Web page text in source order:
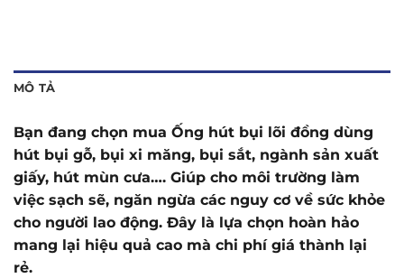
MÔ TẢ
Bạn đang chọn mua Ống hút bụi lõi đồng dùng
hút bụi gỗ, bụi xi măng, bụi sắt, ngành sản xuất
giấy, hút mùn cưa…. Giúp cho môi trường làm
việc sạch sẽ, ngăn ngừa các nguy cơ về sức khỏe
cho người lao động. Đây là lựa chọn hoàn hảo
mang lại hiệu quả cao mà chi phí giá thành lại
rẻ.